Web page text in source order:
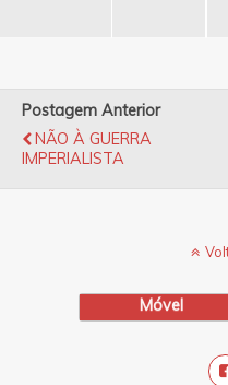
Postagem Anterior
NÃO À GUERRA
IMPERIALISTA
Móvel